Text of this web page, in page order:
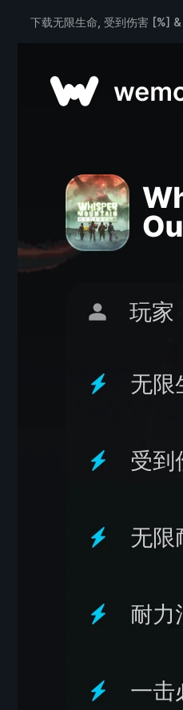
下载无限生命, 受到伤害 [%] &